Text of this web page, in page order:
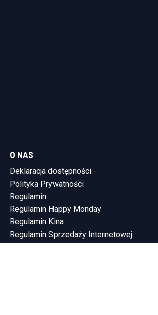
O NAS
Deklaracja dostępności
Polityka Prywatności
Regulamin
Regulamin Happy Monday
Regulamin Kina
Regulamin Sprzedaży Internetowej